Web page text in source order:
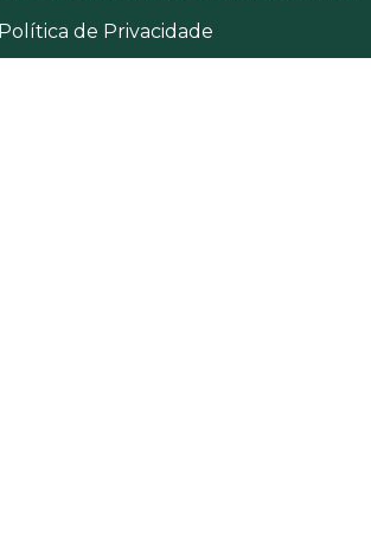
Política de Privacidade